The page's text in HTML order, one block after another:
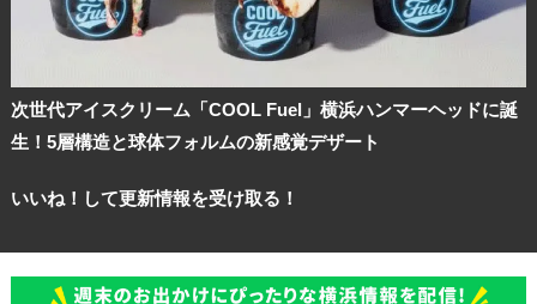
次世代アイスクリーム「COOL Fuel」横浜ハンマーヘッドに誕
生！5層構造と球体フォルムの新感覚デザート
いいね！して更新情報を受け取る！